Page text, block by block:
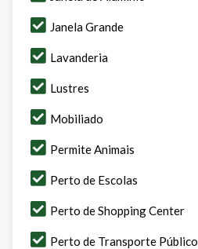
Janela Grande
Lavanderia
Lustres
Mobiliado
Permite Animais
Perto de Escolas
Perto de Shopping Center
Perto de Transporte Público